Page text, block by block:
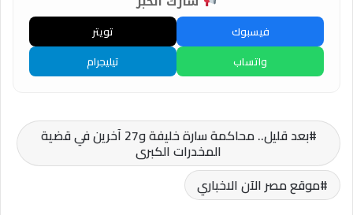
فيسبوك
تويتر
واتساب
تيليجرام
بعد قليل.. محاكمة سارة خليفة و27 آخرين في قضية
المخدرات الكبرى
موقع مصر الآن الاخباري